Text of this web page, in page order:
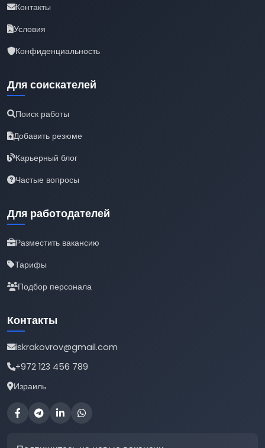
Контакты
Условия
Конфиденциальность
Для соискателей
Поиск работы
Добавить резюме
Карьерный блог
Частые вопросы
Для работодателей
Разместить вакансию
Тарифы
Подбор персонала
Контакты
iskrakovrov@gmail.com
+972 123 456 789
Израиль